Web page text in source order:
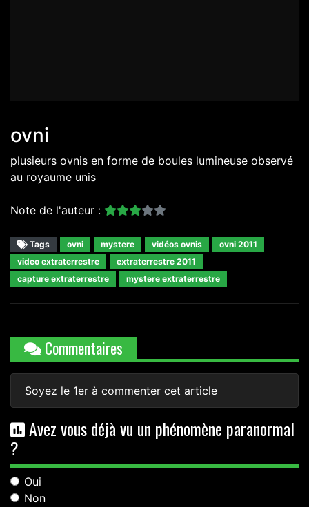
ovni
plusieurs ovnis en forme de boules lumineuse observé
au royaume unis
Note de l'auteur :
Tags ovni mystere vidéos ovnis
ovni 2011
video extraterrestre
extraterrestre 2011
capture extraterrestre
mystere extraterrestre
Commentaires
Soyez le 1er à commenter cet article
Avez vous déjà vu un phénomène paranormal
?
Oui
Non